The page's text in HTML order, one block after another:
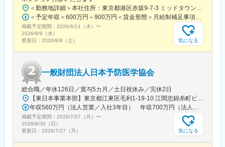
＜勤務地詳細＞本社住所：東京都港区赤坂9-7-3 ミッドタウン・ウェスト勤務地最寄駅：東京メトロ日比谷線／都営大江戸線／六本木駅受動喫煙対策：敷地内全面禁煙
＜予定年収＞600万円～900万円＜賃金形態＞月給制補足事項なし＜賃金内訳＞月額（基本給）：300,000円～500,000円＜月給＞300,000円～500,000円＜昇給有無＞有＜残業手当＞有賃金はあくまでも目安の金額であり、選考を通じて上下する可能性があります。月給(月額)は固定手当を含めた表記です。
掲載予定期間： 2026/6/11（木） 〜
2026/9/9（水）
更新日： 2026/8/8（土） 気になる
一般財団法人日本予防医学協会
総合職／年休126日／賞与5カ月／土日祝休み／完休2日
【東日本事業本部】東京都江東区毛利1-19-10 江間忠錦糸町ビル※訪問先からの直行直帰が可能です！＜アクセス＞・JR総武線（快速・各駅停車）／東京メトロ半蔵門線 錦糸町駅より徒歩5分・東京メトロ半蔵門線／都営新宿線 住吉駅より徒歩5分※受動喫煙対策:屋内全面禁煙
年収560万円（法人営業／入社3年目） 年収700万円（法人営業・チームリーダー／入社5年目）
掲載予定期間： 2026/7/27（月） 〜
2026/8/30（日）
更新日： 2026/7/27（月） 気になる